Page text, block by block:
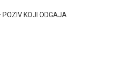
POZIV KOJI ODGAJA